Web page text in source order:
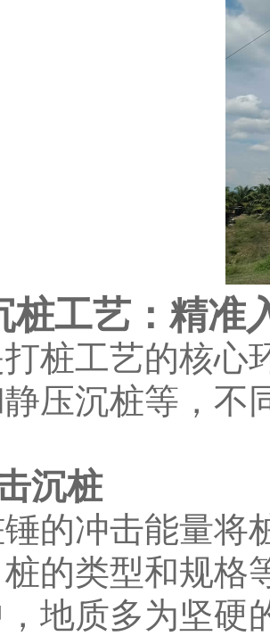
桩工艺：精准
桩工艺的核心
压沉桩等，不
沉桩
的冲击能量将
的类型和规格
地质多为坚硬